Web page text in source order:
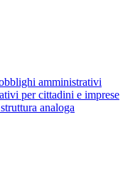
amministrativi
per cittadini e imprese
analoga